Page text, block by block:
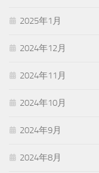
2025年1月
2024年12月
2024年11月
2024年10月
2024年9月
2024年8月